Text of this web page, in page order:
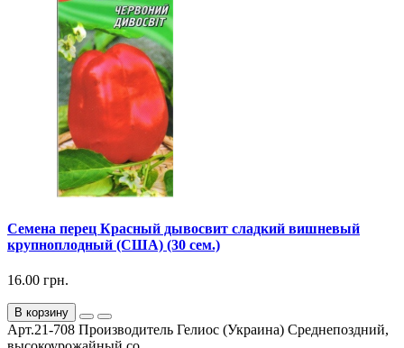
Семена перец Красный дывосвит сладкий вишневый
крупноплодный (США) (30 сем.)
16.00 грн.
В корзину
Арт.21-708 Производитель Гелиос (Украина) Среднепоздний,